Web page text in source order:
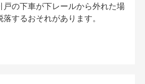
戸の下車が下レールから外れた場
するおそれがあります。